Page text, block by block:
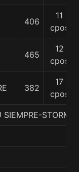
406
11
cpos
465
12
cpos
382
17
cpos